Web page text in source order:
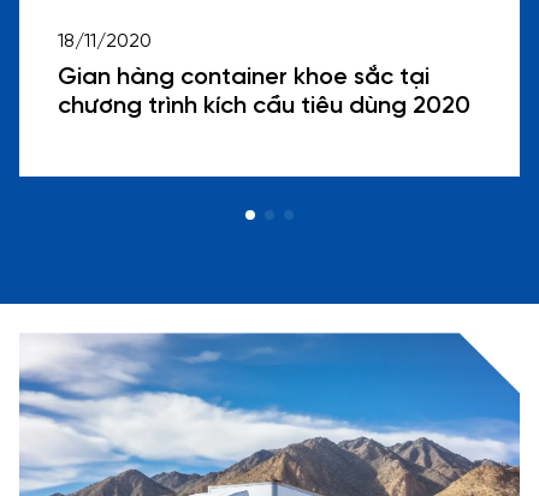
18/11/2020
Gian hàng container khoe sắc tại
chương trình kích cầu tiêu dùng 2020